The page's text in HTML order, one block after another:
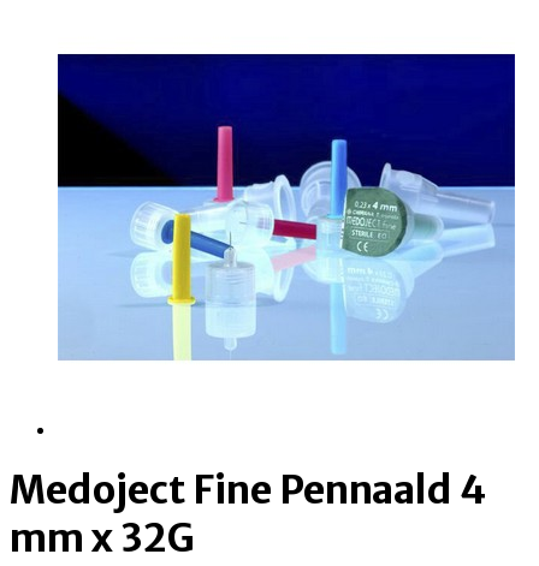
Medoject Fine Pennaald 4
mm x 32G